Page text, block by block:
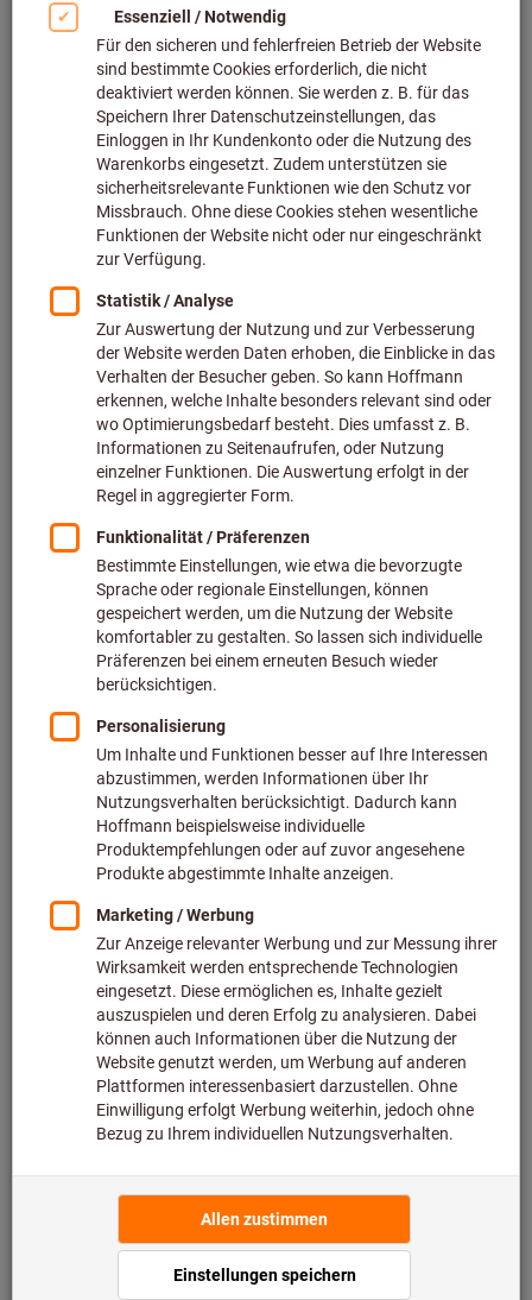
Bild zum Vergrößern anklicken
Preis pro 1 Stück
zzgl. Versandkosten
Netto: 525,40 €
In den Warenkorb
Voraussichtliche Lieferzeit: 2-3 Wochen
Bitte beachten Sie die Lieferzeit und eingeschränkte
Beratung:
Diesen Artikel bestellen wir für Sie direkt beim Hersteller,
da er nicht Bestandteil unseres Hauptsortiments ist und
somit nicht bei uns auf Lager liegt.Infos
jetzt ganz einfach Ihre Kosten mit unserem
professionellen Nachschleifservice.
Artikel teilen